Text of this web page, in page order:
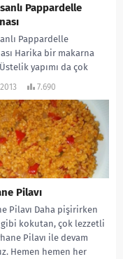
Pappardelle
Pappardelle
Harika bir makarna
yapımı da çok
yapmanızı
Püf noktasına
7.690
Pilavı
Pilavı Daha pişirirken
kokutan, çok lezzetli
Pilavı ile devam
Hemen hemen her